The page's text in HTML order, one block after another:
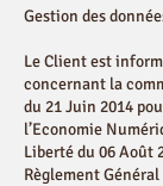
Gestion des
Le Client est
concernant la
du 21 Juin 2014
l’Economie
Liberté du 06 Août
Règlement